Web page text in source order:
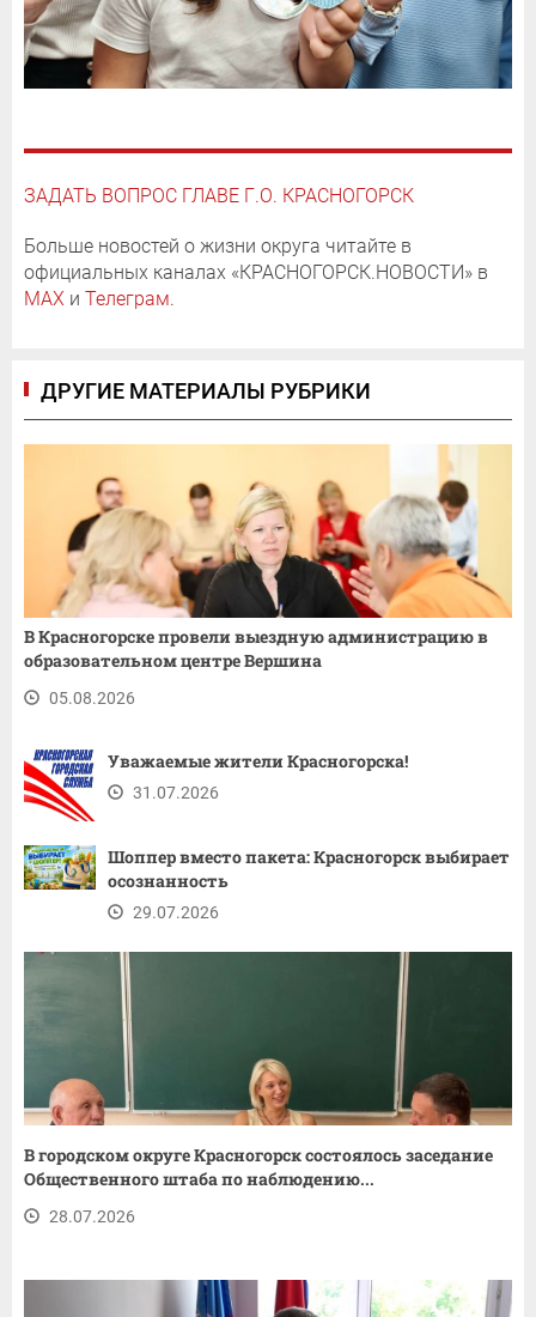
ЗАДАТЬ ВОПРОС ГЛАВЕ Г.О. КРАСНОГОРСК
Больше новостей о жизни округа читайте в
официальных каналах «КРАСНОГОРСК.НОВОСТИ» в
MAX и Телеграм.
ДРУГИЕ МАТЕРИАЛЫ РУБРИКИ
В Красногорске провели выездную администрацию в
образовательном центре Вершина
05.08.2026
Уважаемые жители Красногорска!
31.07.2026
Шоппер вместо пакета: Красногорск выбирает
осознанность
29.07.2026
В городском округе Красногорск состоялось заседание
Общественного штаба по наблюдению...
28.07.2026